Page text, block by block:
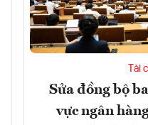
Tài
Sửa đồng bộ
vực ngân